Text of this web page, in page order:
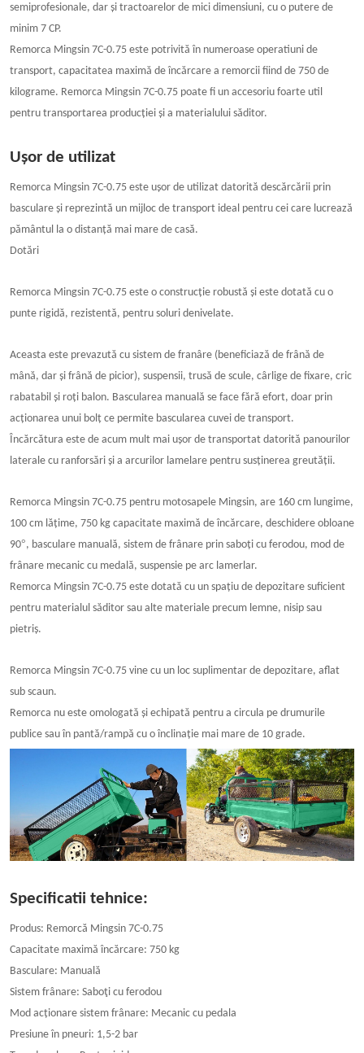
semiprofesionale, dar și tractoarelor de mici dimensiuni, cu o putere de
minim 7 CP.
Remorca Mingsin 7C-0.75 este potrivită în numeroase operatiuni de
transport, capacitatea maximă de încărcare a remorcii fiind de 750 de
kilograme. Remorca Mingsin 7C-0.75 poate fi un accesoriu foarte util
pentru transportarea producției și a materialului săditor.
Ușor de utilizat
Remorca Mingsin 7C-0.75 este ușor de utilizat datorită descărcării prin
basculare și reprezintă un mijloc de transport ideal pentru cei care lucrează
pământul la o distanță mai mare de casă.
Dotări
Remorca Mingsin 7C-0.75 este o construcție robustă și este dotată cu o
punte rigidă, rezistentă, pentru soluri denivelate.
Aceasta este prevazută cu sistem de franâre (beneficiază de frână de
mână, dar și frână de picior), suspensii, trusă de scule, cârlige de fixare, cric
rabatabil și roți balon. Bascularea manuală se face fără efort, doar prin
acționarea unui bolț ce permite bascularea cuvei de transport.
Încărcătura este de acum mult mai ușor de transportat datorită panourilor
laterale cu ranforsări și a arcurilor lamelare pentru susținerea greutății.
Remorca Mingsin 7C-0.75 pentru motosapele Mingsin, are 160 cm lungime,
100 cm lățime, 750 kg capacitate maximă de încărcare, deschidere obloane
90°, basculare manuală, sistem de frânare prin saboți cu ferodou, mod de
frânare mecanic cu medală, suspensie pe arc lamerlar.
Remorca Mingsin 7C-0.75 este dotată cu un spațiu de depozitare suficient
pentru materialul săditor sau alte materiale precum lemne, nisip sau
pietriș.
Remorca Mingsin 7C-0.75 vine cu un loc suplimentar de depozitare, aflat
sub scaun.
Remorca nu este omologată și echipată pentru a circula pe drumurile
publice sau în pantă/rampă cu o înclinație mai mare de 10 grade.
Specificatii tehnice:
Produs: Remorcă Mingsin 7C-0.75
Capacitate maximă încărcare: 750 kg
Basculare: Manuală
Sistem frânare: Saboţi cu ferodou
Mod acționare sistem frânare: Mecanic cu pedala
Presiune în pneuri: 1,5-2 bar